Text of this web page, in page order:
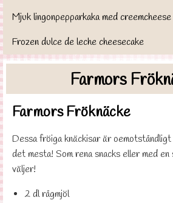
Mjuk lingonpepparkaka med
Frozen dulce de leche cheesecake
Farmors
Farmors Fröknäcke
Dessa fröiga knäckisar är
det mesta! Som rena snacks eller med
väljer!
2 dl rågmjöl